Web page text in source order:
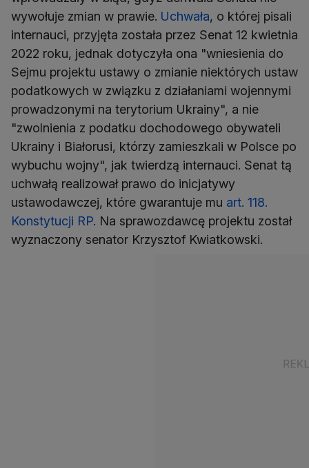
wywołuje zmian w prawie. Uchwała, o której pisali
internauci, przyjęta została przez Senat 12 kwietnia
2022 roku, jednak dotyczyła ona "wniesienia do
Sejmu projektu ustawy o zmianie niektórych ustaw
podatkowych w związku z działaniami wojennymi
prowadzonymi na terytorium Ukrainy", a nie
"zwolnienia z podatku dochodowego obywateli
Ukrainy i Białorusi, którzy zamieszkali w Polsce po
wybuchu wojny", jak twierdzą internauci. Senat tą
uchwałą realizował prawo do inicjatywy
ustawodawczej, które gwarantuje mu art. 118.
Konstytucji RP. Na sprawozdawcę projektu został
wyznaczony senator Krzysztof Kwiatkowski.